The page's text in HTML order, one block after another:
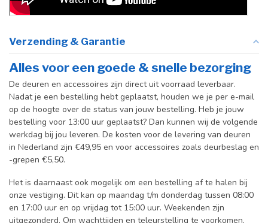
Verzending & Garantie
Alles voor een goede & snelle bezorging
De deuren en accessoires zijn direct uit voorraad leverbaar.
Nadat je een bestelling hebt geplaatst, houden we je per e-mail
op de hoogte over de status van jouw bestelling. Heb je jouw
bestelling voor 13:00 uur geplaatst? Dan kunnen wij de volgende
werkdag bij jou leveren. De kosten voor de levering van deuren
in Nederland zijn €49,95 en voor accessoires zoals deurbeslag en
-grepen €5,50.
Het is daarnaast ook mogelijk om een bestelling af te halen bij
onze vestiging. Dit kan op maandag t/m donderdag tussen 08:00
en 17:00 uur en op vrijdag tot 15:00 uur. Weekenden zijn
uitgezonderd. Om wachttijden en teleurstelling te voorkomen,